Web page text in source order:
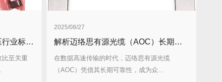
迈络思线缆的能效比如何碾压行业标准？其技术优势有哪些？
至关重
2025/08/27
解析迈络思有源光缆（AOC）长期可靠性有哪些秘诀？体现在哪些应用场景？
在数据高速传输的时代，迈络思有源光缆
（AOC）凭借其长期可靠性，成为众...